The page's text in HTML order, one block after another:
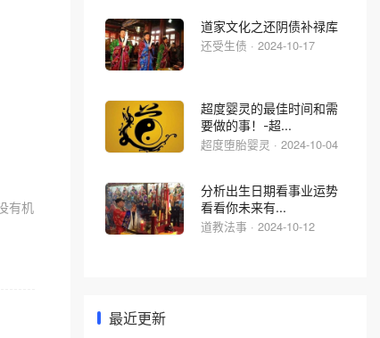
有机
道家文化之还阴债补禄库
还受生债 · 2024-10-17
超度婴灵的最佳时间和需
要做的事！-超...
超度堕胎婴灵 · 2024-10-04
分析出生日期看事业运势
看看你未来有...
道教法事 · 2024-10-12
最近更新